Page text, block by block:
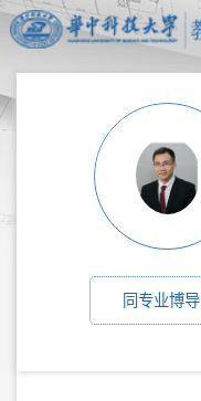
同专业博导